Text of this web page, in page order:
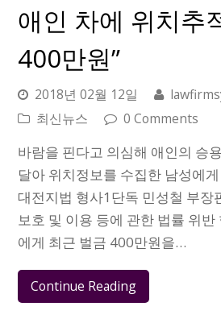
애인 차에 위치추
400만원”
2018년 02월 12일
최신뉴스
0 Comments
바람을 핀다고 의심해 애인의 승
달아 위치정보를 수집한 남성에
대전지법 형사1단독 민성철 부장
보호 및 이용 등에 관한 법률 위반
에게 최근 벌금 400만원을…
Continue Reading